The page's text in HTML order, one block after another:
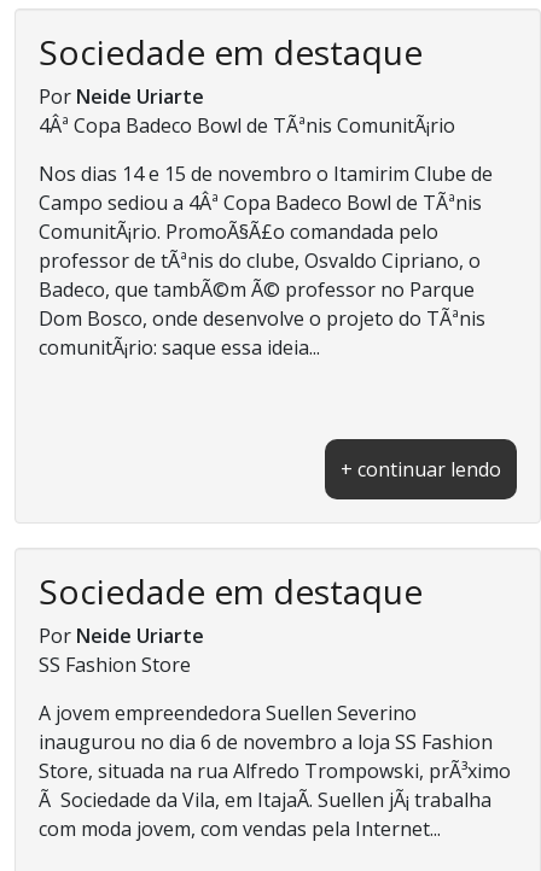
Sociedade em destaque
Por Neide Uriarte
4Âª Copa Badeco Bowl de TÃªnis ComunitÃ¡rio
Nos dias 14 e 15 de novembro o Itamirim Clube de
Campo sediou a 4Âª Copa Badeco Bowl de TÃªnis
ComunitÃ¡rio. PromoÃ§Ã£o comandada pelo
professor de tÃªnis do clube, Osvaldo Cipriano, o
Badeco, que tambÃ©m Ã© professor no Parque
Dom Bosco, onde desenvolve o projeto do TÃªnis
comunitÃ¡rio: saque essa ideia...
+ continuar lendo
Sociedade em destaque
Por Neide Uriarte
SS Fashion Store
A jovem empreendedora Suellen Severino
inaugurou no dia 6 de novembro a loja SS Fashion
Store, situada na rua Alfredo Trompowski, prÃ³ximo
Ã Sociedade da Vila, em ItajaÃ­. Suellen jÃ¡ trabalha
com moda jovem, com vendas pela Internet...